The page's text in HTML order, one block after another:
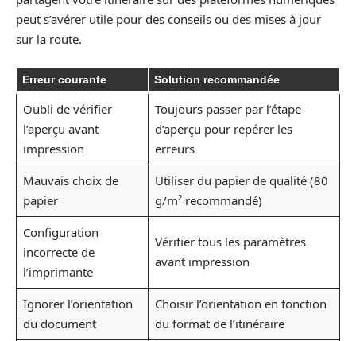
peut s’avérer utile pour des conseils ou des mises à jour
sur la route.
Erreur courante Solution recommandée
Oubli de vérifier
l’aperçu avant
impression
Toujours passer par l’étape
d’aperçu pour repérer les
erreurs
Mauvais choix de
papier
Utiliser du papier de qualité (80
g/m² recommandé)
Configuration
incorrecte de
l’imprimante
Vérifier tous les paramètres
avant impression
Ignorer l’orientation
du document
Choisir l’orientation en fonction
du format de l’itinéraire